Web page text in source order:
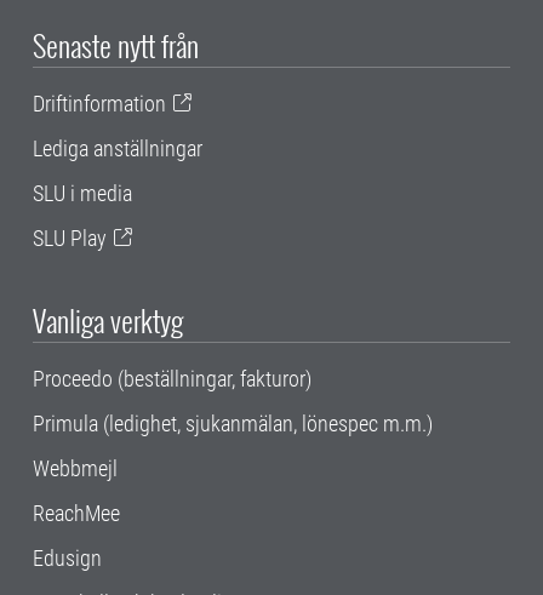
Senaste nytt från
Driftinformation
Lediga anställningar
SLU i media
SLU Play
Vanliga verktyg
Proceedo (beställningar, fakturor)
Primula (ledighet, sjukanmälan, lönespec m.m.)
Webbmejl
ReachMee
Edusign